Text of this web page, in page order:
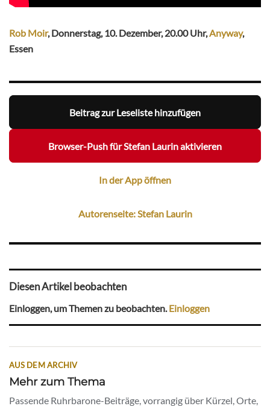
Rob Moir, Donnerstag, 10. Dezember, 20.00 Uhr,Anyway,
Essen
Beitrag zur Leseliste hinzufügen
Browser-Push für Stefan Laurin aktivieren
In der App öffnen
Autorenseite: Stefan Laurin
Diesen Artikel beobachten
Einloggen, um Themen zu beobachten. Einloggen
AUS DEM ARCHIV
Mehr zum Thema
Passende Ruhrbarone-Beiträge, vorrangig über Kürzel, Orte,